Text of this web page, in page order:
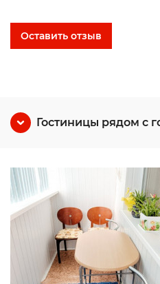
Оставить отзыв
Гостиницы рядом с